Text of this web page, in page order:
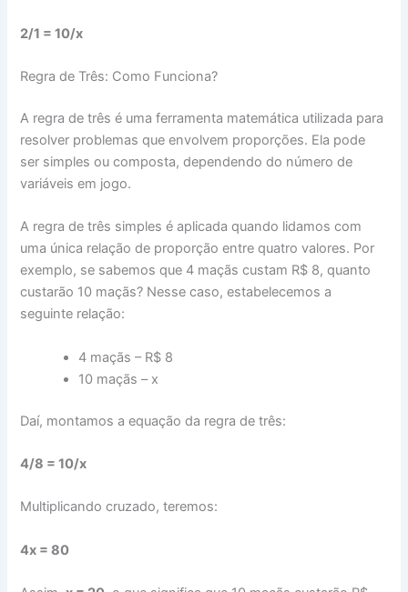
2/1 = 10/x
Regra de Três: Como Funciona?
A regra de três é uma ferramenta matemática utilizada para
resolver problemas que envolvem proporções. Ela pode
ser simples ou composta, dependendo do número de
variáveis em jogo.
A regra de três simples é aplicada quando lidamos com
uma única relação de proporção entre quatro valores. Por
exemplo, se sabemos que 4 maçãs custam R$ 8, quanto
custarão 10 maçãs? Nesse caso, estabelecemos a
seguinte relação:
4 maçãs – R$ 8
10 maçãs – x
Daí, montamos a equação da regra de três:
4/8 = 10/x
Multiplicando cruzado, teremos:
4x = 80